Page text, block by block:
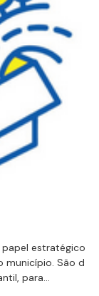
estratégico
município. São d
para...